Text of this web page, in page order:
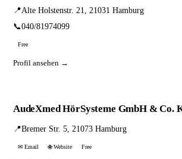
📍Alte Holstenstr. 21, 21031 Hamburg
📞040/81974099
Free
Profil ansehen →
AudeXmed HörSysteme GmbH & Co.
📍Bremer Str. 5, 21073 Hamburg
✉ Email 🌐 Website Free